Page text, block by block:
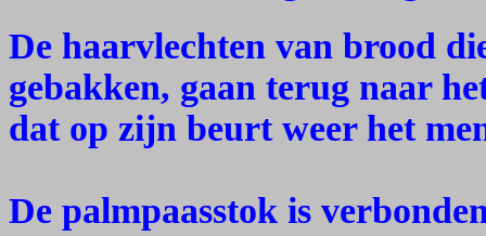
De haarvlechten van brood
gebakken, gaan terug naar
dat op zijn beurt weer het
De palmpaasstok is